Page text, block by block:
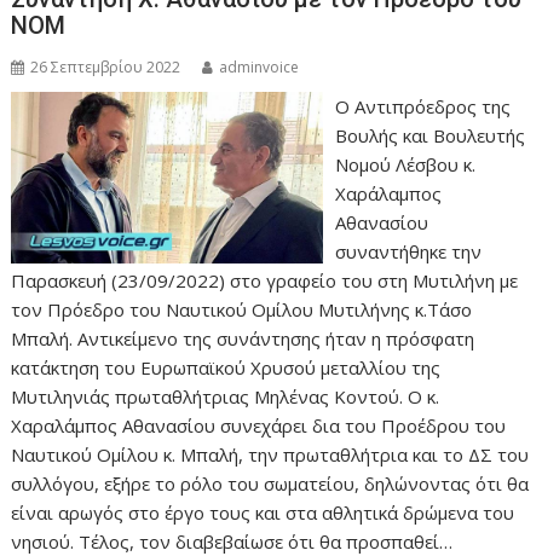
ΝΟΜ
26 Σεπτεμβρίου 2022 adminvoice
Ο Αντιπρόεδρος της
Βουλής και Βουλευτής
Νομού Λέσβου κ.
Χαράλαμπος
Αθανασίου
συναντήθηκε την
Παρασκευή (23/09/2022) στο γραφείο του στη Μυτιλήνη με
τον Πρόεδρο του Ναυτικού Ομίλου Μυτιλήνης κ.Τάσο
Μπαλή. Αντικείμενο της συνάντησης ήταν η πρόσφατη
κατάκτηση του Ευρωπαϊκού Χρυσού μεταλλίου της
Μυτιληνιάς πρωταθλήτριας Μηλένας Κοντού. Ο κ.
Χαραλάμπος Αθανασίου συνεχάρει δια του Προέδρου του
Ναυτικού Ομίλου κ. Μπαλή, την πρωταθλήτρια και το ΔΣ του
συλλόγου, εξήρε το ρόλο του σωματείου, δηλώνοντας ότι θα
είναι αρωγός στο έργο τους και στα αθλητικά δρώμενα του
νησιού. Τέλος, τον διαβεβαίωσε ότι θα προσπαθεί…